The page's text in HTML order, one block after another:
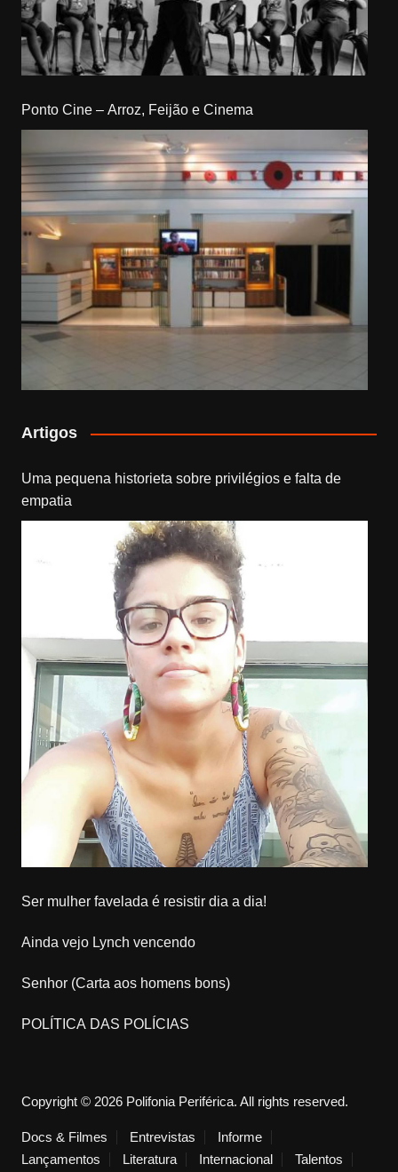
Ponto Cine – Arroz, Feijão e Cinema
Artigos
Uma pequena historieta sobre privilégios e falta de
empatia
Ser mulher favelada é resistir dia a dia!
Ainda vejo Lynch vencendo
Senhor (Carta aos homens bons)
POLÍTICA DAS POLÍCIAS
Copyright © 2026 Polifonia Periférica. All rights reserved.
Docs & Filmes Entrevistas
Informe
Lançamentos
Literatura Internacional Talentos